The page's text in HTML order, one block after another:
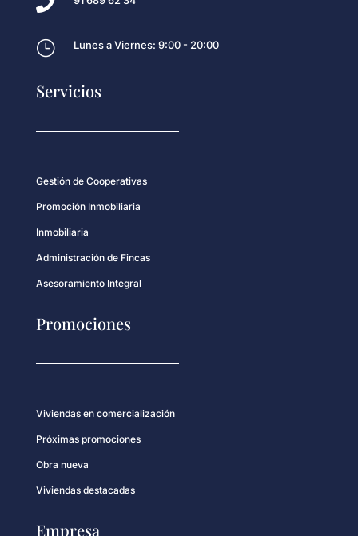
} Lunes a Viernes: 9:00 - 20:00
Servicios
Gestión de Cooperativas
Promoción Inmobiliaria
Inmobiliaria
Administración de Fincas
Asesoramiento Integral
Promociones
Viviendas en comercialización
Próximas promociones
Obra nueva
Viviendas destacadas
Empresa